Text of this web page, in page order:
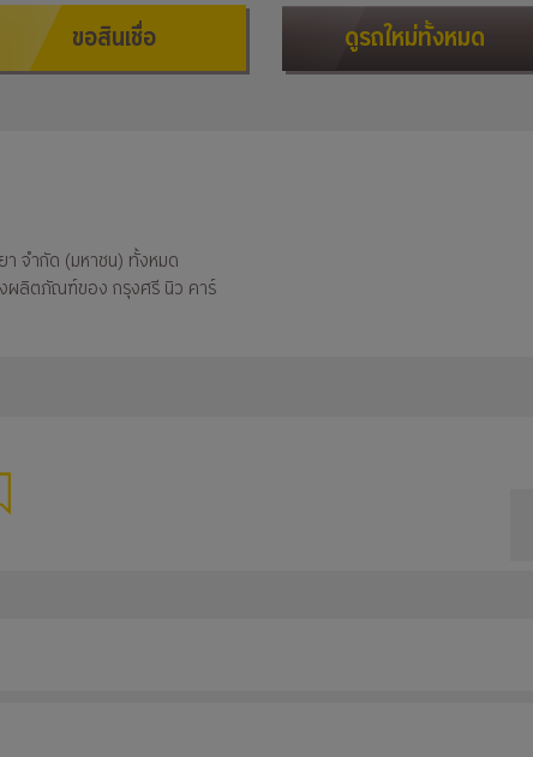
ขอสินเชื่อ ดูรถใหม่ทั้งหมด
า จำกัด (มหาชน) ทั้งหมด
ผลิตภัณฑ์ของ กรุงศรี นิว คาร์